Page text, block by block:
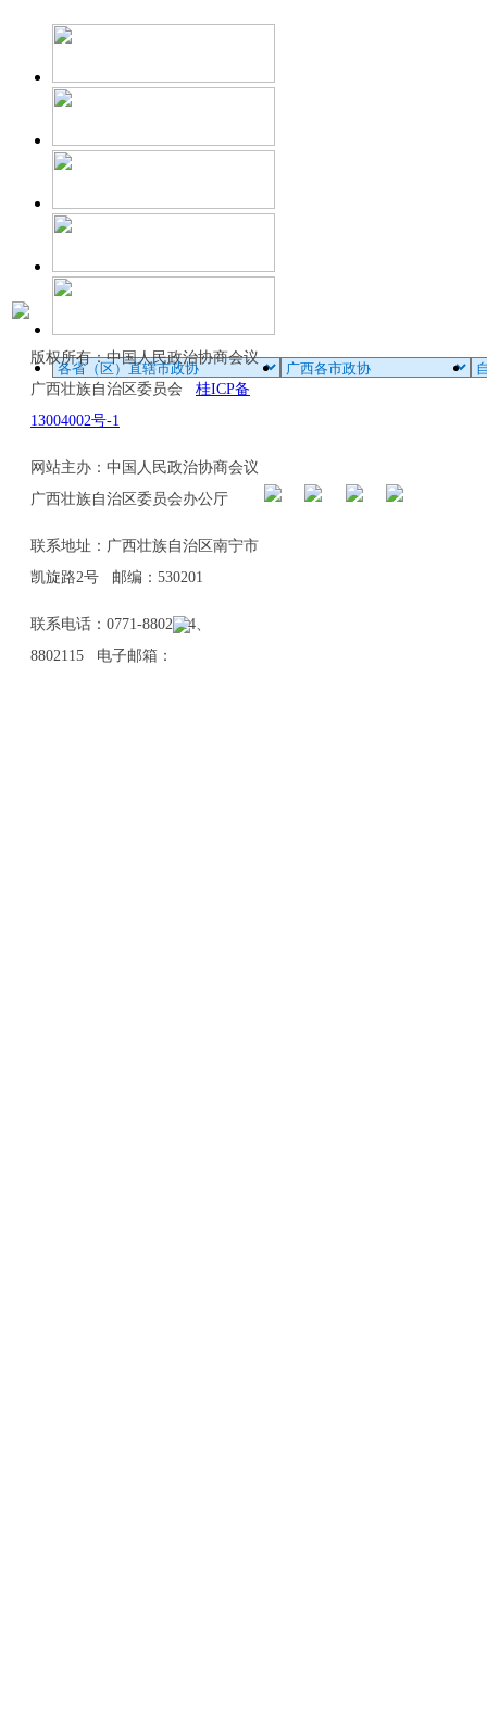
版权所有：中国人民政治协商会议
广西壮族自治区委员会 桂ICP备
13004002号-1
网站主办：中国人民政治协商会议
广西壮族自治区委员会办公厅
联系地址：广西壮族自治区南宁市
凯旋路2号 邮编：530201
联系电话：0771-8802114、
8802115 电子邮箱：